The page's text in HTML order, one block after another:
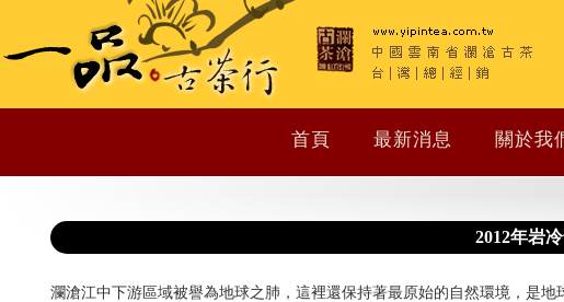
首頁 最新消息 關於我
2012年岩
瀾滄江中下游區域被譽為地球之肺，這裡還保持著最原始的自然環境，是